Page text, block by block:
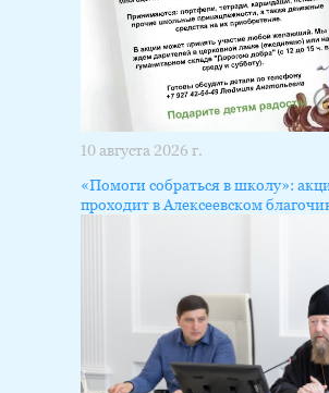
10 августа 2026 г.
«Помоги собраться в школу»:
проходит в Алексеевском